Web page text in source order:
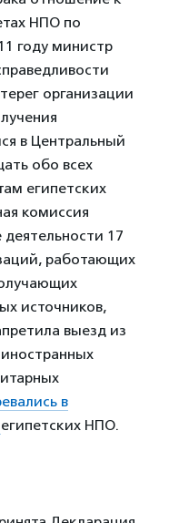
НПО по
году министр
организации
в Центральный
обо всех
египетских
комиссия
17
работающих
источников,
выезд из
в
египетских НПО.